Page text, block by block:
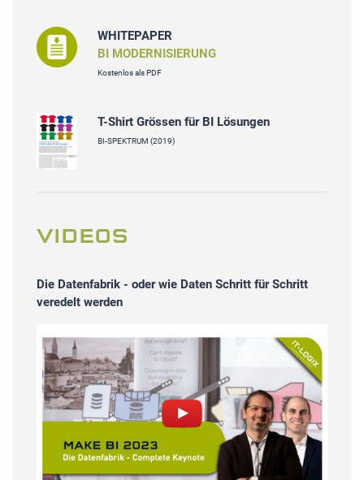
WHITEPAPER
BI MODERNISIERUNG
Kostenlos als PDF
T-Shirt Grössen für BI Lösungen
BI-SPEKTRUM (2019)
VIDEOS
Die Datenfabrik - oder wie Daten Schritt für Schritt
veredelt werden